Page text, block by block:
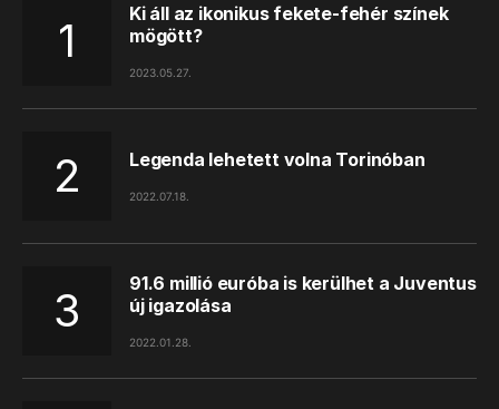
Ki áll az ikonikus fekete-fehér színek
mögött?
2023.05.27.
Legenda lehetett volna Torinóban
2022.07.18.
91.6 millió euróba is kerülhet a Juventus
új igazolása
2022.01.28.